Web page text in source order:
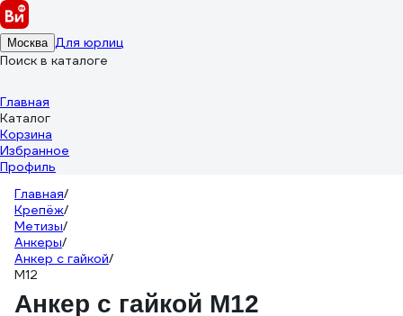
Москва Для юрлиц
Поиск в каталоге
Главная
Каталог
Корзина
Избранное
Профиль
Главная/
Крепёж/
Метизы/
Анкеры/
Анкер с гайкой/
М12
Анкер с гайкой М12